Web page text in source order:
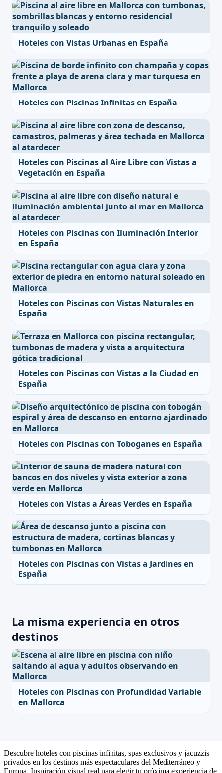
Hoteles con Vistas Urbanas en España
Hoteles con Piscinas Infinitas en España
Hoteles con Piscinas al Aire Libre con Vistas a
Vegetación en España
Hoteles con Piscinas con Iluminación Interior
en España
Hoteles con Piscinas con Vistas Naturales en
España
Hoteles con Piscinas con Vistas a la Ciudad en
España
Hoteles con Piscinas con Toboganes en España
Hoteles con Vistas a Áreas Verdes en España
Hoteles con Piscinas con Vistas a Jardines en
España
La misma experiencia en otros
destinos
Hoteles con Piscinas con Profundidad Variable
en Mallorca
Descubre hoteles con piscinas infinitas, spas exclusivos y jacuzzis
privados en los destinos más espectaculares del Mediterráneo y
Europa. Inspiración visual real para elegir tu próxima experiencia de